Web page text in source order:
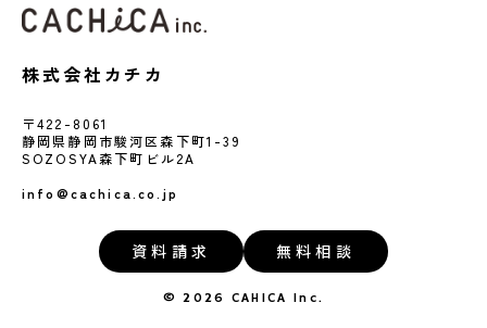
株式会社カチカ
〒422-8061
静岡県静岡市駿河区森下町1-39
SOZOSYA森下町ビル2A
info@cachica.co.jp
資料請求 無料相談
© 2026 CAHICA Inc.